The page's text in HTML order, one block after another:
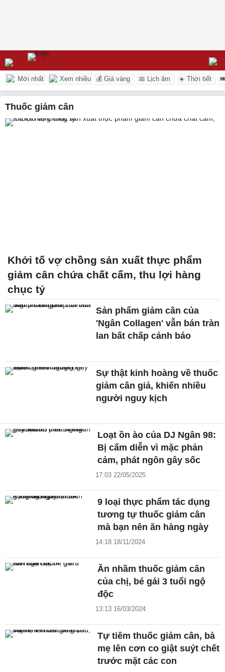
Mới nhất Xem nhiều 💰 Giá vàng 📅 Lịch âm ☀️ Thời tiết
thuốc giảm cân
Khởi tố vợ chồng sản xuất thực phẩm
giảm cân chứa chất cấm, thu lợi hàng
chục tỷ
Sản phẩm giảm cân của
'Ngân Collagen' vẫn bán tràn
lan bất chấp cảnh báo
Sự thật kinh hoàng về thuốc
giảm cân giả, khiến nhiều
người nguy kịch
Loạt ồn ào của DJ Ngân 98:
Bị cấm diễn vì mặc phản
cảm, phát ngôn gây sốc
17:03 22/05/2025
9 loại thực phẩm tác dụng
tương tự thuốc giảm cân
mà bạn nên ăn hàng ngày
14:18 18/11/2024
Ăn nhầm thuốc giảm cân
của chị, bé gái 3 tuổi ngộ
độc
13:13 16/03/2024
Tự tiêm thuốc giảm cân, bà
mẹ lên cơn co giật suýt chết
trước mặt các con